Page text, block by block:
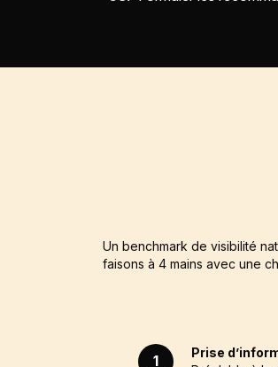
Un benchmark de visibilité
faisons à 4 mains avec une
1
Prise